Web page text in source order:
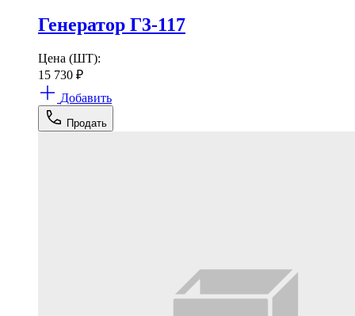
Генератор Г3-117
Цена (ШТ):
15 730 ₽
Добавить
Продать